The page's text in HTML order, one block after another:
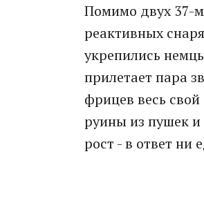
Помимо двух 37-
реактивных
укрепились
прилетает пара
фрицев весь
руины из пушек и
рост - в ответ ни